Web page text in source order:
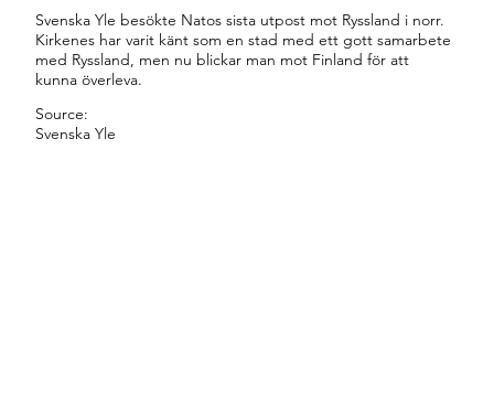
Svenska Yle besökte Natos sista utpost mot Ryssland i norr.
Kirkenes har varit känt som en stad med ett gott samarbete
med Ryssland, men nu blickar man mot Finland för att
kunna överleva.
Svenska Yle
Source: